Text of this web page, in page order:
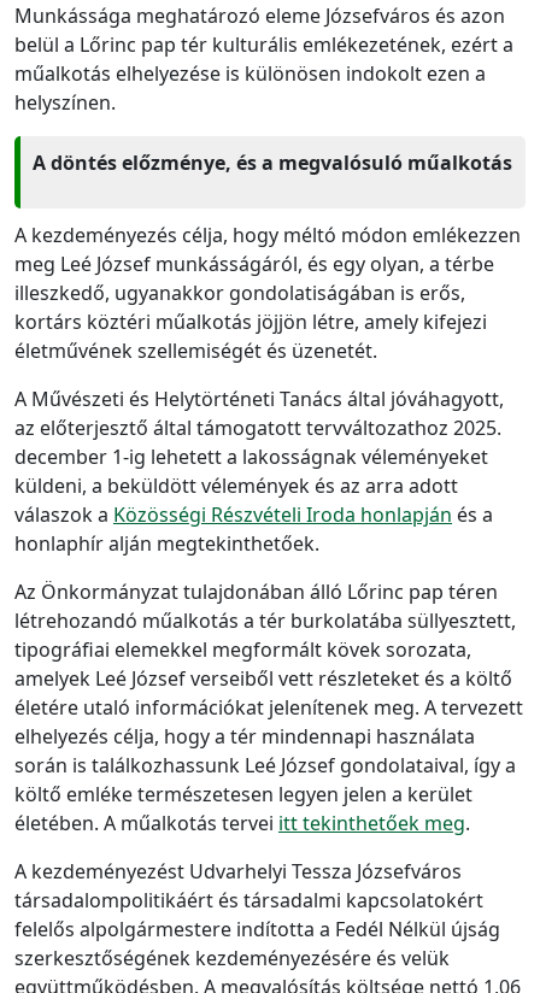
Munkássága meghatározó eleme Józsefváros és azon
belül a Lőrinc pap tér kulturális emlékezetének, ezért a
műalkotás elhelyezése is különösen indokolt ezen a
helyszínen.
A döntés előzménye, és a megvalósuló műalkotás
A kezdeményezés célja, hogy méltó módon emlékezzen
meg Leé József munkásságáról, és egy olyan, a térbe
illeszkedő, ugyanakkor gondolatiságában is erős,
kortárs köztéri műalkotás jöjjön létre, amely kifejezi
életművének szellemiségét és üzenetét.
A Művészeti és Helytörténeti Tanács által jóváhagyott,
az előterjesztő által támogatott tervváltozathoz 2025.
december 1-ig lehetett a lakosságnak véleményeket
küldeni, a beküldött vélemények és az arra adott
válaszok a Közösségi Részvételi Iroda honlapján és a
honlaphír alján megtekinthetőek.
Az Önkormányzat tulajdonában álló Lőrinc pap téren
létrehozandó műalkotás a tér burkolatába süllyesztett,
tipográfiai elemekkel megformált kövek sorozata,
amelyek Leé József verseiből vett részleteket és a költő
életére utaló információkat jelenítenek meg. A tervezett
elhelyezés célja, hogy a tér mindennapi használata
során is találkozhassunk Leé József gondolataival, így a
költő emléke természetesen legyen jelen a kerület
életében. A műalkotás tervei itt tekinthetőek meg.
A kezdeményezést Udvarhelyi Tessza Józsefváros
társadalompolitikáért és társadalmi kapcsolatokért
felelős alpolgármestere indította a Fedél Nélkül újság
szerkesztőségének kezdeményezésére és velük
együttműködésben. A megvalósítás költsége nettó 1,06